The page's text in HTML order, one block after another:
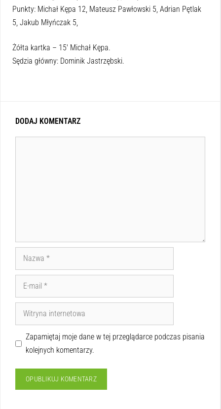
Punkty: Michał Kępa 12, Mateusz Pawłowski 5, Adrian Pętlak
5, Jakub Młyńczak 5,
Żółta kartka – 15′ Michał Kępa.
Sędzia główny: Dominik Jastrzębski.
DODAJ KOMENTARZ
Zapamiętaj moje dane w tej przeglądarce podczas pisania
kolejnych komentarzy.